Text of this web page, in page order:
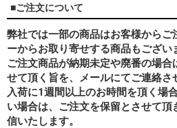
■ご注文について
弊社では一部の商品はお客様からご
ーからお取り寄せする商品もござい
ご注文商品が納期未定や廃番の場合
せて頂く旨を、メールにてご連絡さ
入荷に1週間以上のお時間を頂く場
い場合は、ご注文を保留とさせて
信いたします。